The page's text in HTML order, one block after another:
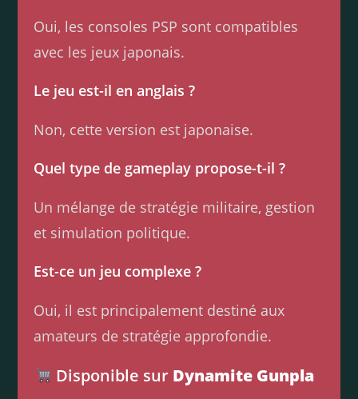
Oui, les consoles PSP sont compatibles
avec les jeux japonais.
Le jeu est-il en anglais ?
Non, cette version est japonaise.
Quel type de gameplay propose-t-il ?
Un mélange de stratégie militaire, gestion
et simulation politique.
Est-ce un jeu complexe ?
Oui, il est principalement destiné aux
amateurs de stratégie approfondie.
Disponible sur Dynamite Gunpla